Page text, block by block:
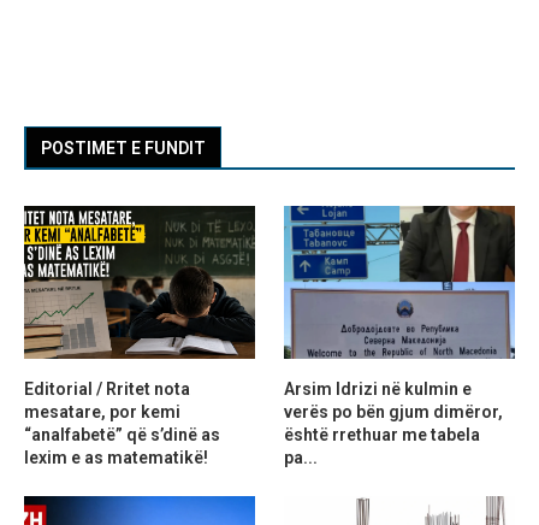
POSTIMET E FUNDIT
Editorial / Rritet nota
mesatare, por kemi
“analfabetë” që s’dinë as
lexim e as matematikë!
Arsim Idrizi në kulmin e
verës po bën gjum dimëror,
është rrethuar me tabela
pa...